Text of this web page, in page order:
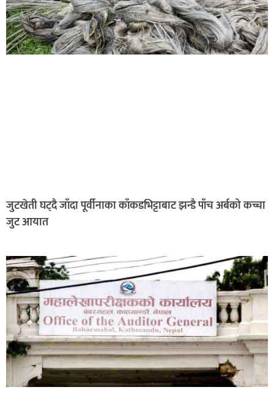
जुटखेती घट्दै जाँदा पूर्वीनाका काँकडभिट्टाबाट झन्डै पाँच अर्बको कच्चा
जुट आयात